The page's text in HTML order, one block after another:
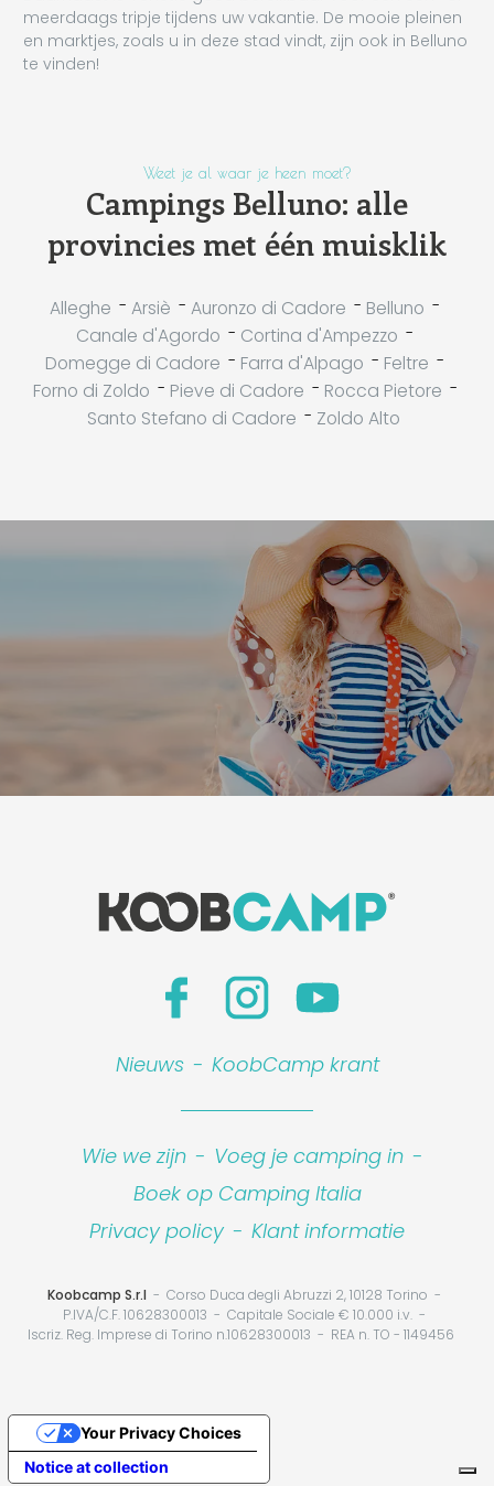
meerdaags tripje tijdens uw vakantie. De mooie pleinen
en marktjes, zoals u in deze stad vindt, zijn ook in Belluno
te vinden!
Weet je al waar je heen moet?
Campings Belluno: alle
provincies met één muisklik
Alleghe - Arsiè - Auronzo di Cadore - Belluno -
Canale d'Agordo - Cortina d'Ampezzo -
Domegge di Cadore - Farra d'Alpago - Feltre -
Forno di Zoldo - Pieve di Cadore - Rocca Pietore -
Santo Stefano di Cadore - Zoldo Alto
Nieuws - KoobCamp krant
Wie we zijn - Voeg je camping in -
Boek op Camping Italia
Privacy policy - Klant informatie
Koobcamp S.r.l
Corso Duca degli Abruzzi 2, 10128 Torino
P.IVA/C.F. 10628300013
Capitale Sociale € 10.000 i.v.
Iscriz. Reg. Imprese di Torino n.10628300013
REA n. TO - 1149456
Notice at collection
Your Privacy Choices